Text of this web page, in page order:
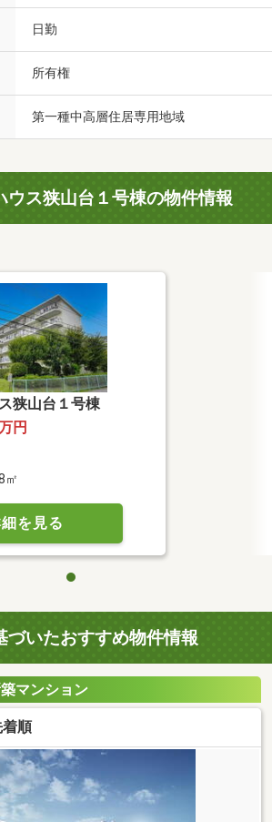
日勤
所有権
第一種中高層住居専用地域
ウス狭山台１号棟の物件情報
狭山台１号棟
円
㎡
を見る
づいたおすすめ物件情報
マンション
順